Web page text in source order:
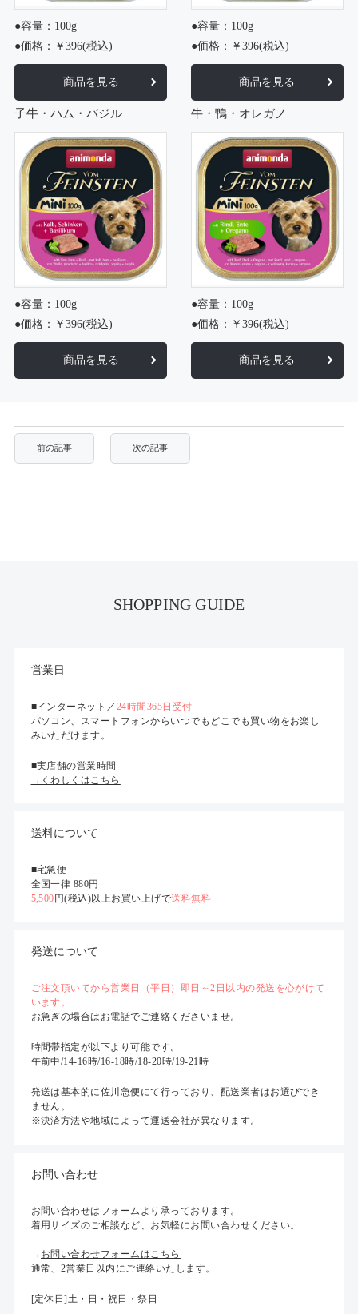
●容量：100g
●価格：￥396(税込)
商品を見る
●容量：100g
●価格：￥396(税込)
商品を見る
子牛・ハム・バジル
●容量：100g
●価格：￥396(税込)
商品を見る
牛・鴨・オレガノ
●容量：100g
●価格：￥396(税込)
商品を見る
SHOPPING GUIDE
営業日
■インターネット／ 24時間365日受付
パソコン、スマートフォンからいつでもどこでも買い物をお楽し
みいただけます。
■実店舗の営業時間
→くわしくはこちら
送料について
■宅急便
全国一律 880円
5,500 円(税込)以上お買い上げで送料無料
発送について
ご注文頂いてから営業日（平日）即日～2日以内の発送を心がけて
います。
お急ぎの場合はお電話でご連絡くださいませ。
時間帯指定が以下より可能です。
午前中/14-16時/16-18時/18-20時/19-21時
発送は基本的に佐川急便にて行っており、配送業者はお選びでき
ません。
※決済方法や地域によって運送会社が異なります。
お問い合わせ
お問い合わせはフォームより承っております。
着用サイズのご相談など、お気軽にお問い合わせください。
→ お問い合わせフォームはこちら
通常、2営業日以内にご連絡いたします。
[定休日]土・日・祝日・祭日